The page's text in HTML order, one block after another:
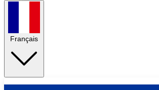
Français